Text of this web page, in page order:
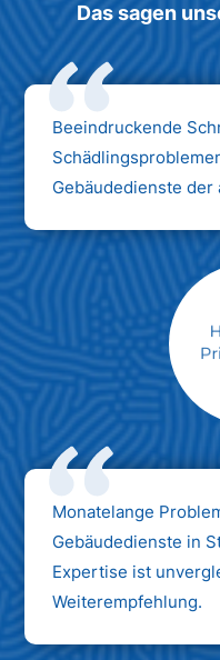
Das sagen
Beeindruckende
Gebäudedienste
Monatelange
Gebäudedienste in
Expertise ist
Weiterempfehlung.